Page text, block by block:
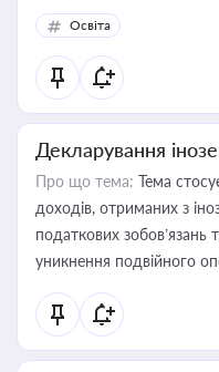
Освіта
Декларування
Про що тема: Тема
доходів, отриманих з
податкових зобов’язань
уникнення подвійного